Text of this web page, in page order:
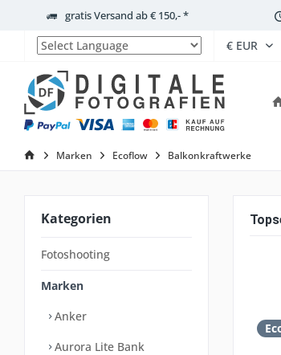
gratis Versand ab € 150,- *
Powered by
Marken Ecoflow Balkonkraftwerke
Kategorien
Fotoshooting
Marken
Anker
Aurora Lite Bank